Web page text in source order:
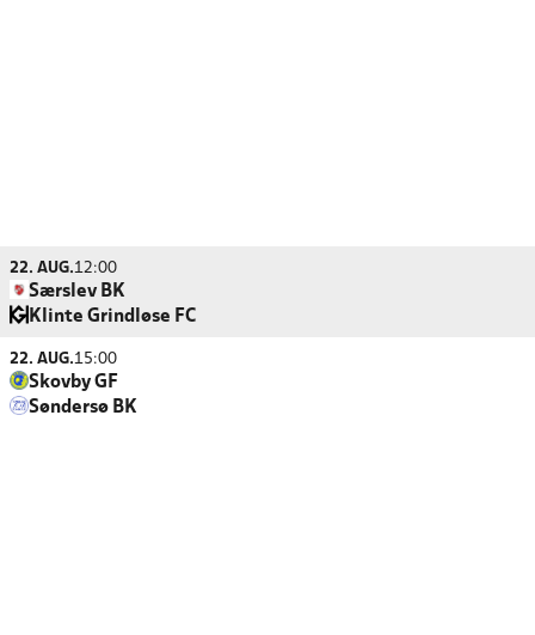
22. AUG.12:00
Særslev BK
Klinte Grindløse FC
22. AUG.15:00
Skovby GF
Søndersø BK